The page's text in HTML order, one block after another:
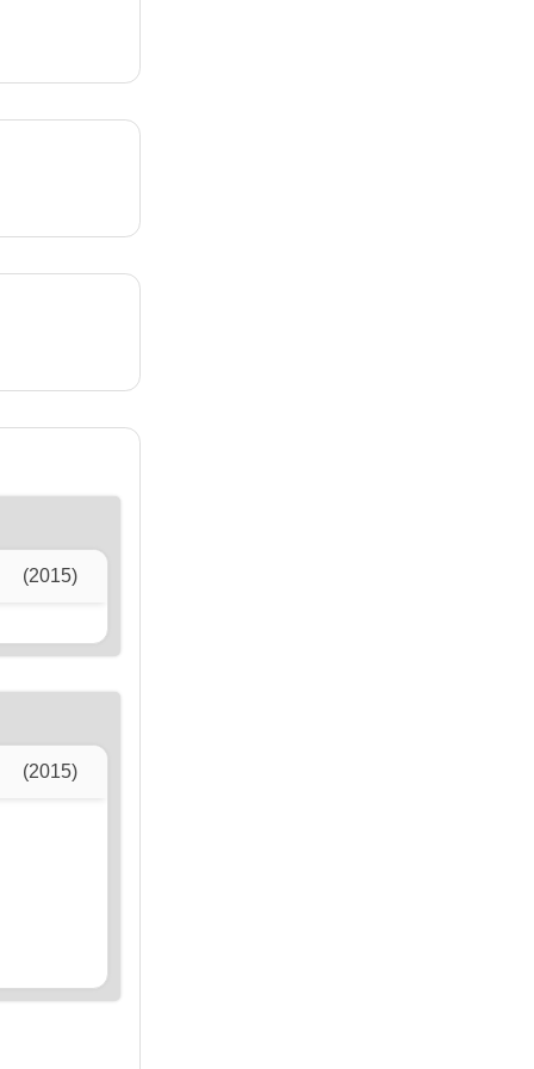
(2015)
(2015)